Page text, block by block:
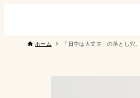
ホーム 「日中は大丈夫」の落とし穴